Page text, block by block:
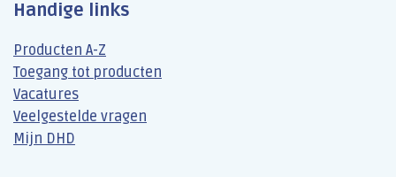
Handige links
Producten A-Z
Toegang tot producten
Vacatures
Veelgestelde vragen
Mijn DHD